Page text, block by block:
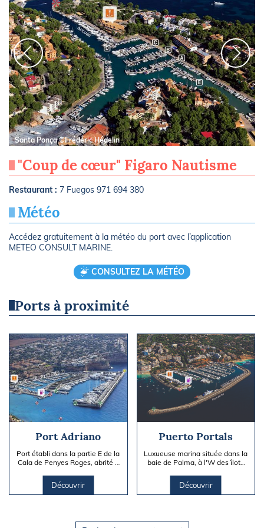
Santa Ponça ©Frédéric Hédelin
"Coup de cœur" Figaro Nautisme
Restaurant : 7 Fuegos 971 694 380
Météo
Accédez gratuitement à la météo du port avec l’application
METEO CONSULT MARINE.
CONSULTEZ LA MÉTÉO
Ports à proximité
Port Adriano
Port établi dans la partie E de la
Cala de Penyes Roges, abrité à
Découvrir
Puerto Portals
Luxueuse marina située dans la
baie de Palma, à l'W des îlots
sans difficulté....
Découvrir